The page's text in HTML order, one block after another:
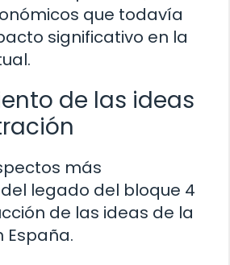
que todavía
significativo en la
de las ideas
más
legado del bloque 4
de las ideas de la
España.